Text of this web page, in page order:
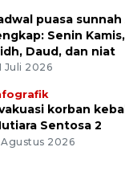
puasa
Senin
Daud, dan niat
Juli 2026
korban
Sentosa 2
2026